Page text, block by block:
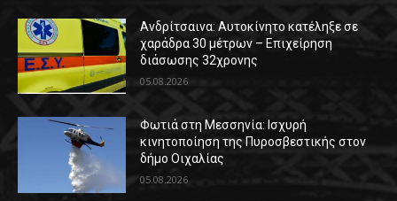
Ανδρίτσαινα: Αυτοκίνητο κατέληξε σε
χαράδρα 30 μέτρων – Επιχείρηση
διάσωσης 32χρονης
05.08.2026
Φωτιά στη Μεσσηνία: Ισχυρή
κινητοποίηση της Πυροσβεστικής στον
δήμο Οιχαλίας
05.08.2026